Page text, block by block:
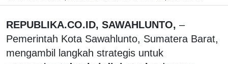
REPUBLIKA.CO.ID, SAWAHLUNTO, –
Pemerintah Kota Sawahlunto, Sumatera Barat,
mengambil langkah strategis untuk